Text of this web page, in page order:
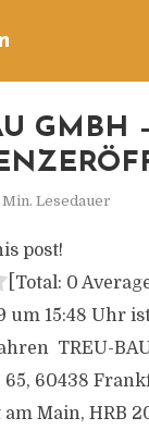
GMBH –
Min. Lesedauer
post!
[Total: 0
um 15:48 Uhr
TREU-
60438
Main, HRB